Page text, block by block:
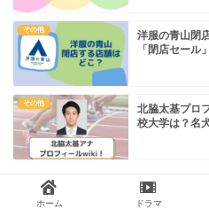
その他
洋服の青山閉
「閉店セール
その他
北脇太基プロ
校大学は？名
ホーム ドラマ